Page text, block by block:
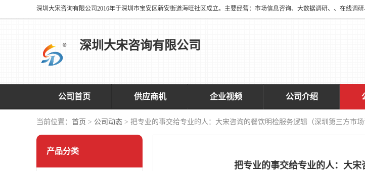
深圳大宋咨询有限公司
公司首页 供应商机 企业视频 公司介绍
当前位置： 首页 > 公司动态 > 把专业的事交给专业的人：大宋咨询的餐饮明检服务逻辑（深圳第三方市场
产品分类
把专业的事交给专业的人：大宋